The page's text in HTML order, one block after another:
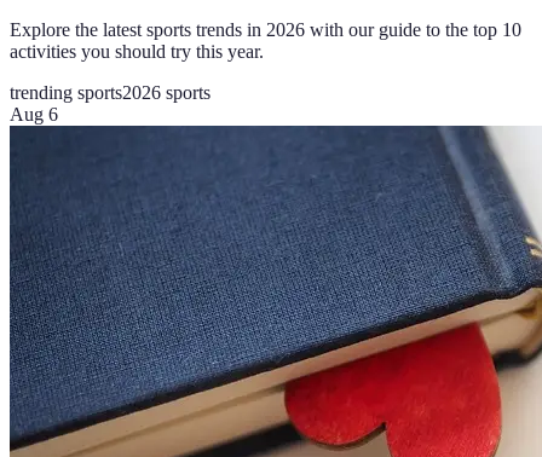
Explore the latest sports trends in 2026 with our guide to the top 10
activities you should try this year.
trending sports2026 sports
Aug 6